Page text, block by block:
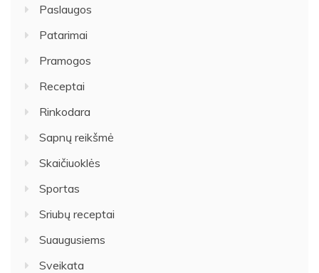
Paslaugos
Patarimai
Pramogos
Receptai
Rinkodara
Sapnų reikšmė
Skaičiuoklės
Sportas
Sriubų receptai
Suaugusiems
Sveikata